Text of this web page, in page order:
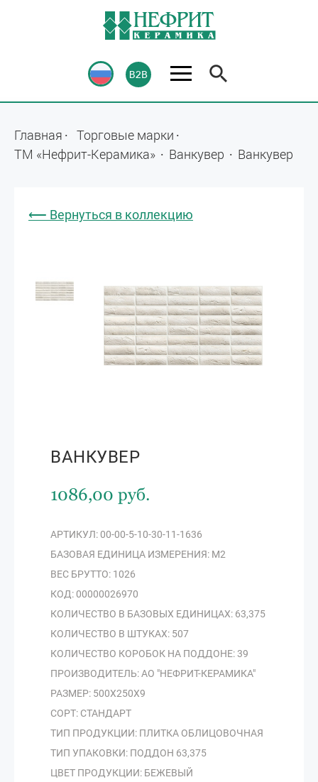
Главная
Торговые марки
ТМ «Нефрит-Керамика»
Ванкувер Ванкувер
⟵ Вернуться в коллекцию
ВАНКУВЕР
1086,00 руб.
АРТИКУЛ: 00-00-5-10-30-11-1636
БАЗОВАЯ ЕДИНИЦА ИЗМЕРЕНИЯ: М2
ВЕС БРУТТО: 1026
КОД: 00000026970
КОЛИЧЕСТВО В БАЗОВЫХ ЕДИНИЦАХ: 63,375
КОЛИЧЕСТВО В ШТУКАХ: 507
КОЛИЧЕСТВО КОРОБОК НА ПОДДОНЕ: 39
ПРОИЗВОДИТЕЛЬ: АО "НЕФРИТ-КЕРАМИКА"
РАЗМЕР: 500Х250Х9
СОРТ: СТАНДАРТ
ТИП ПРОДУКЦИИ: ПЛИТКА ОБЛИЦОВОЧНАЯ
ТИП УПАКОВКИ: ПОДДОН 63,375
ЦВЕТ ПРОДУКЦИИ: БЕЖЕВЫЙ